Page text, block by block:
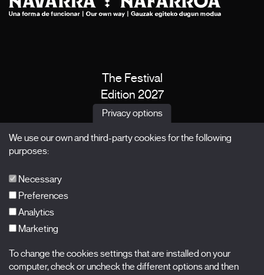
The Festival
Edition 2027
News
X Films
Nombre
Privacy options
We use our own and third-party cookies for the following
purposes:
Necessary
Preferences
Analytics
Marketing
To change the cookies settings that are installed on your
computer, check or uncheck the different options and then